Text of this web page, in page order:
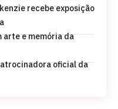
recebe exposição
arte e memória da
oficial da